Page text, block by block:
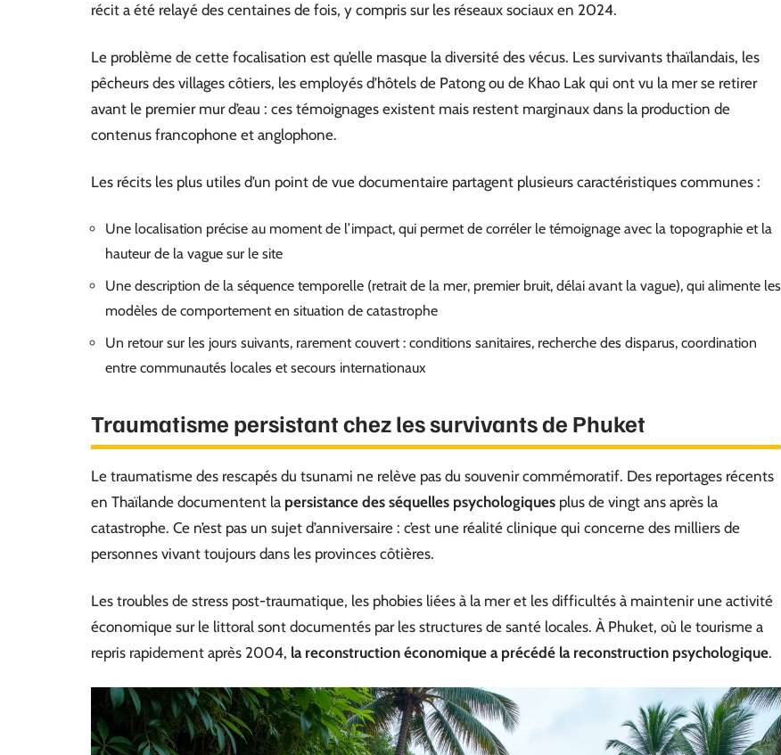
récit a été relayé des centaines de fois, y compris sur les réseaux sociaux en 2024.
Le problème de cette focalisation est qu’elle masque la diversité des vécus. Les survivants thaïlandais, les
pêcheurs des villages côtiers, les employés d’hôtels de Patong ou de Khao Lak qui ont vu la mer se retirer
avant le premier mur d’eau : ces témoignages existent mais restent marginaux dans la production de
contenus francophone et anglophone.
Les récits les plus utiles d’un point de vue documentaire partagent plusieurs caractéristiques communes :
Une localisation précise au moment de l’impact, qui permet de corréler le témoignage avec la topographie et la
hauteur de la vague sur le site
Une description de la séquence temporelle (retrait de la mer, premier bruit, délai avant la vague), qui alimente les
modèles de comportement en situation de catastrophe
Un retour sur les jours suivants, rarement couvert : conditions sanitaires, recherche des disparus, coordination
entre communautés locales et secours internationaux
Traumatisme persistant chez les survivants de Phuket
Le traumatisme des rescapés du tsunami ne relève pas du souvenir commémoratif. Des reportages récents
en Thaïlande documentent la persistance des séquelles psychologiques plus de vingt ans après la
catastrophe. Ce n’est pas un sujet d’anniversaire : c’est une réalité clinique qui concerne des milliers de
personnes vivant toujours dans les provinces côtières.
Les troubles de stress post-traumatique, les phobies liées à la mer et les difficultés à maintenir une activité
économique sur le littoral sont documentés par les structures de santé locales. À Phuket, où le tourisme a
repris rapidement après 2004, la reconstruction économique a précédé la reconstruction psychologique.